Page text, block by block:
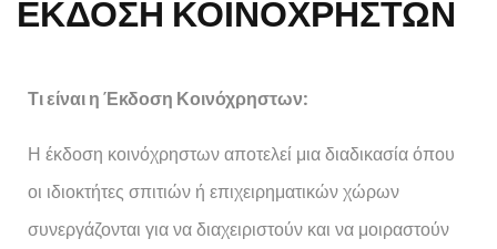
ΕΚΔΟΣΗ ΚΟΙΝΟΧΡΗΣΤΩΝ
Τι είναι η Έκδοση Κοινόχρηστων:
Η έκδοση κοινόχρηστων αποτελεί μια διαδικασία όπου
οι ιδιοκτήτες σπιτιών ή επιχειρηματικών χώρων
συνεργάζονται για να διαχειριστούν και να μοιραστούν